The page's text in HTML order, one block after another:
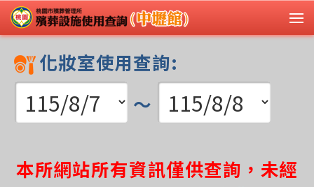
化妝室使用查詢:
～
本所網站所有資訊僅供查詢，未經